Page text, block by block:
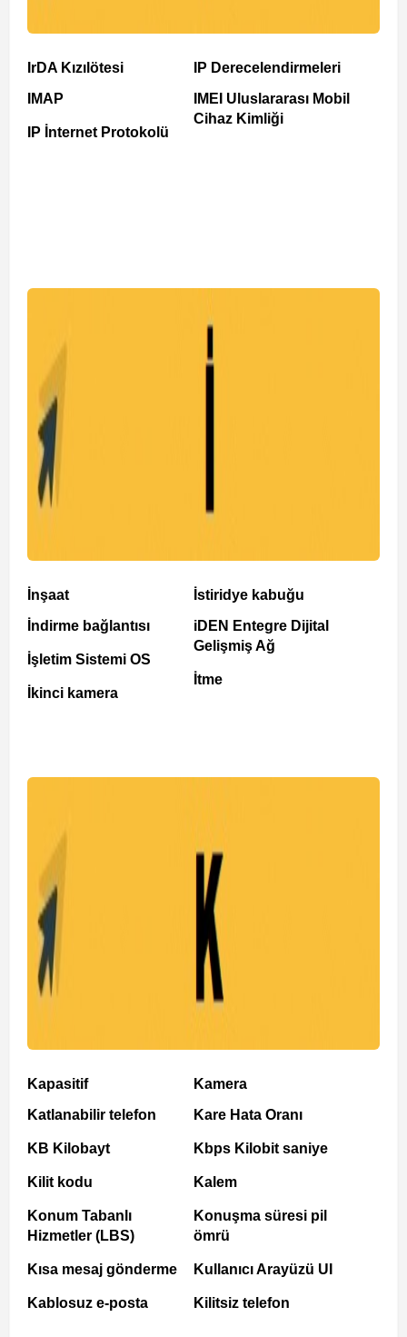
IrDA Kızılötesi
IMAP
IP İnternet Protokolü
IP Derecelendirmeleri
IMEI Uluslararası Mobil
Cihaz Kimliği
İnşaat
İndirme bağlantısı
İşletim Sistemi OS
İkinci kamera
İstiridye kabuğu
iDEN Entegre Dijital
Gelişmiş Ağ
İtme
Kapasitif
Katlanabilir telefon
KB Kilobayt
Kilit kodu
Konum Tabanlı
Hizmetler (LBS)
Kısa mesaj gönderme
Kablosuz e-posta
Kamera
Kare Hata Oranı
Kbps Kilobit saniye
Kalem
Konuşma süresi pil
ömrü
Kullanıcı Arayüzü UI
Kilitsiz telefon